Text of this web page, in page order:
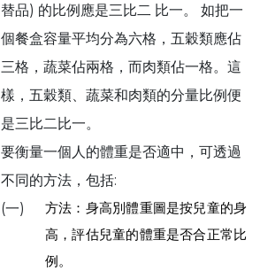
替品) 的比例應是三比二 比一。 如把一
個餐盒容量平均分為六格，五穀類應佔
三格，蔬菜佔兩格，而肉類佔一格。這
樣，五穀類、蔬菜和肉類的分量比例便
是三比二比一。
要衡量一個人的體重是否適中，可透過
不同的方法，包括:
(一)
方法：身高別體重圖是按兒童的身
高，評估兒童的體重是否合正常比
例。